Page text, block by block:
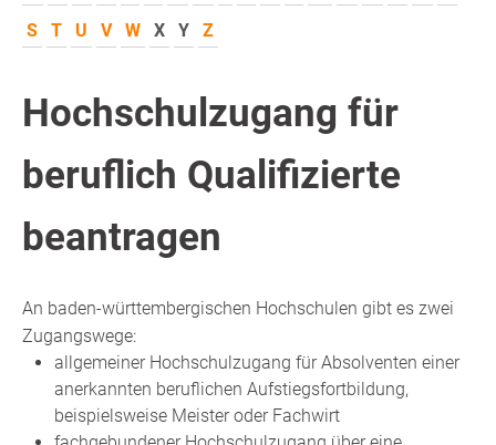
S
T U V W X Y Z
Hochschulzugang für
beruflich Qualifizierte
beantragen
An baden-württembergischen Hochschulen gibt es zwei
Zugangswege:
allgemeiner Hochschulzugang für Absolventen einer
anerkannten beruflichen Aufstiegsfortbildung,
beispielsweise Meister oder Fachwirt